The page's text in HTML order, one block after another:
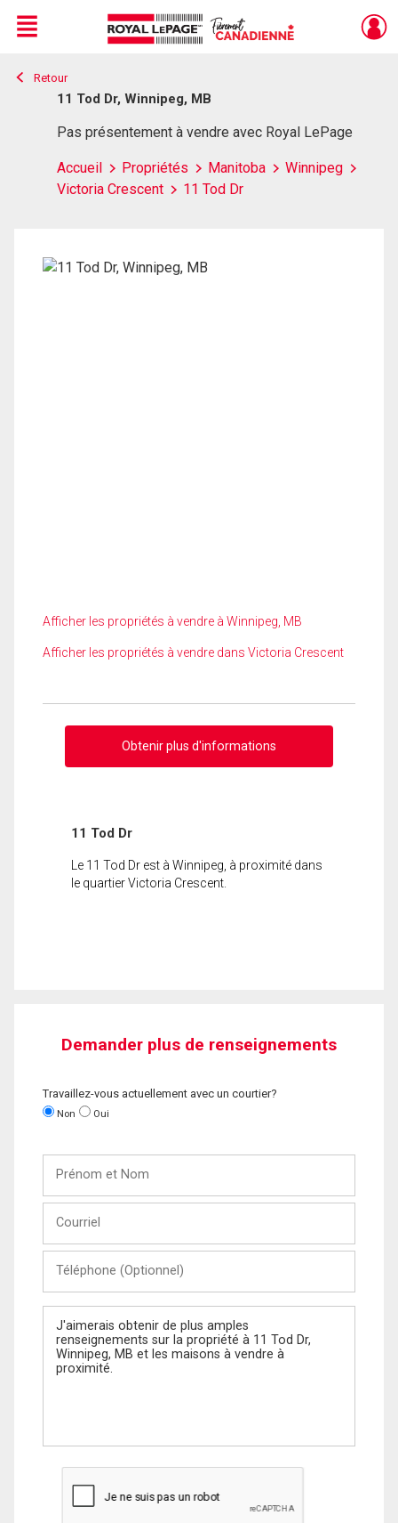
Live
En Direct
Menu
Retour
11 Tod Dr, Winnipeg, MB
Pas présentement à vendre avec Royal LePage
Accueil Propriétés Manitoba
Winnipeg
Victoria Crescent
11 Tod Dr
Afficher les propriétés à vendre à Winnipeg, MB
Afficher les propriétés à vendre dans Victoria Crescent
Obtenir plus d'informations
11 Tod Dr
Le 11 Tod Dr est à Winnipeg, à proximité dans
le quartier Victoria Crescent.
Demander plus de renseignements
Travaillez-vous actuellement avec un courtier?
Non Oui
Nom
(Optionnel)
Message